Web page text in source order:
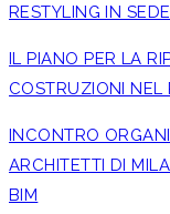
RESTYLING IN
IL PIANO PER LA
COSTRUZIONI NEL
INCONTRO
ARCHITETTI DI
BIM